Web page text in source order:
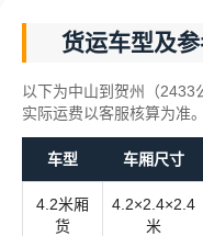
货运车型及
以下为中山到贺州（2433
实际运费以客服核算为准。
车型 车厢尺寸
4.2米厢
货
4.2×2.4×2.4
米